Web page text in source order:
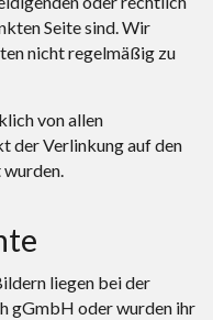
Seite sind. Wir
nicht regelmäßig zu
von allen
der Verlinkung auf den
liegen bei der
gGmbH oder wurden ihr